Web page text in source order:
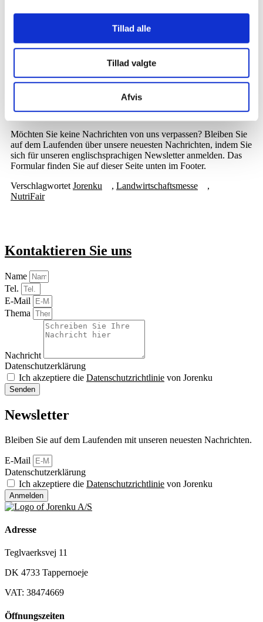
Tillad alle
Tillad valgte
Afvis
Leider ist dieser Artikel nur auf Dänisch verfügbar. Wechseln Sie
oben auf der Seite zu der dänischen Sprache, um
Nachrichten von Jorenku
Wenn Sie eine Übersicht aller deutschen Artikel von Jorenku A/S
sehen möchten, können Sie diesenLinkverwenden.
Möchten Sie keine Nachrichten von uns verpassen? Bleiben Sie
auf dem Laufenden über unsere neuesten Nachrichten, indem Sie
sich für unseren englischsprachigen Newsletter anmelden. Das
Formular finden Sie auf dieser Seite unten im Footer.
Verschlagwortet Jorenku , Landwirtschaftsmesse
,
NutriFair
Kontaktieren Sie uns
Name
Tel.
E-Mail
Thema
Nachricht
Datenschutzerklärung
Ich akzeptiere die Datenschutzrichtlinie von Jorenku
Senden
Newsletter
Bleiben Sie auf dem Laufenden mit unseren neuesten Nachrichten.
E-Mail
Datenschutzerklärung
Ich akzeptiere die Datenschutzrichtlinie von Jorenku
Anmelden
Adresse
Teglvaerksvej 11
DK 4733 Tappernoeje
VAT: 38474669
Öffnungszeiten